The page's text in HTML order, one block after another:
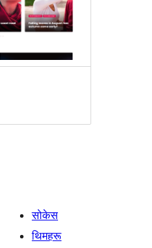
सोकेस
थिमहरू